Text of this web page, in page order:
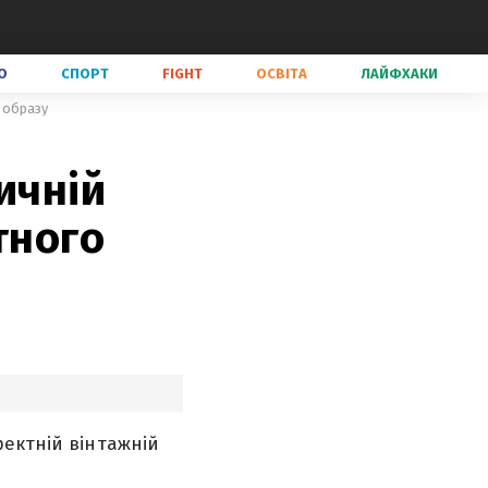
СПОРТ FIGHT ОСВІТА ЛАЙФХАКИ
образу
вінтажній